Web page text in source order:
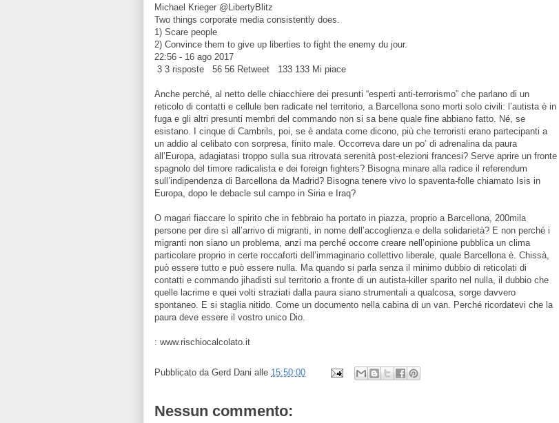
Michael Krieger @LibertyBlitz
Two things corporate media consistently does.
1) Scare people
2) Convince them to give up liberties to fight the enemy du jour.
22:56 - 16 ago 2017
3 3 risposte 56 56 Retweet 133 133 Mi piace
Anche perché, al netto delle chiacchiere dei presunti “esperti anti-terrorismo” che parlano di un
reticolo di contatti e cellule ben radicate nel territorio, a Barcellona sono morti solo civili: l’autista è in
fuga e gli altri presunti membri del commando non si sa bene quale fine abbiano fatto. Né, se
esistano. I cinque di Cambrils, poi, se è andata come dicono, più che terroristi erano partecipanti a
un addio al celibato con sorpresa, finito male. Occorreva dare un po’ di adrenalina da paura
all’Europa, adagiatasi troppo sulla sua ritrovata serenità post-elezioni francesi? Serve aprire un fronte
spagnolo del timore radicalista e dei foreign fighters? Bisogna minare alla radice il referendum
sull’indipendenza di Barcellona da Madrid? Bisogna tenere vivo lo spaventa-folle chiamato Isis in
Europa, dopo le debacle sul campo in Siria e Iraq?
O magari fiaccare lo spirito che in febbraio ha portato in piazza, proprio a Barcellona, 200mila
persone per dire sì all’arrivo di migranti, in nome dell’accoglienza e della solidarietà? E non perché i
migranti non siano un problema, anzi ma perché occorre creare nell’opinione pubblica un clima
particolare proprio in certe roccaforti dell’immaginario collettivo liberale, quale Barcellona è. Chissà,
può essere tutto e può essere nulla. Ma quando si parla senza il minimo dubbio di reticolati di
contatti e commando jihadisti sul territorio a fronte di un autista-killer sparito nel nulla, il dubbio che
quelle lacrime e quei volti straziati dalla paura siano strumentali a qualcosa, sorge davvero
spontaneo. E si staglia nitido. Come un documento nella cabina di un van. Perché ricordatevi che la
paura deve essere il vostro unico Dio.
: www.rischiocalcolato.it
Pubblicato da Gerd Dani alle 15:50:00
Nessun commento: